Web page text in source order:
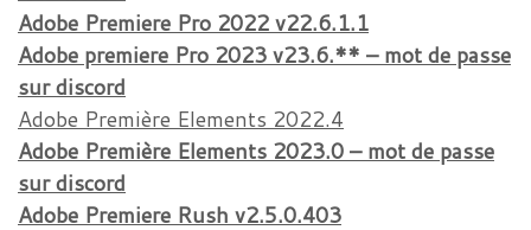
Adobe Premiere Pro 2022 v22.6.1.1
Adobe premiere Pro 2023 v23.6.** – mot de passe
sur discord
Adobe Première Elements 2022.4
Adobe Première Elements 2023.0 – mot de passe
sur discord
Adobe Premiere Rush v2.5.0.403